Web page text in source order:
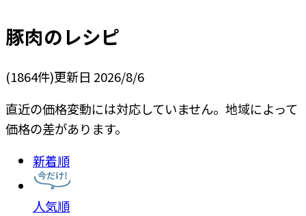
豚肉のレシピ
(1864件)更新日 2026/8/6
直近の価格変動には対応していません。地域によって
価格の差があります。
新着順
人気順